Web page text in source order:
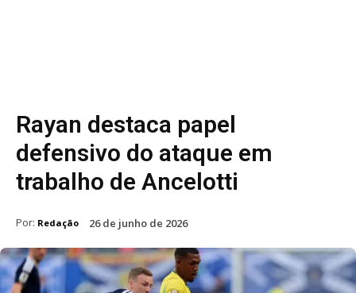
Rayan destaca papel
defensivo do ataque em
trabalho de Ancelotti
Por: Redação 26 de junho de 2026